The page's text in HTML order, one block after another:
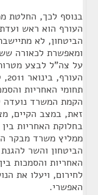
העורף הוא ראש
הביטחון, לא
ומאפשרת לכאורה
על צה"ל לבצע
תחומי האחריות
הקמת המשרד נועדה
זאת, במצב הקיים,
בחלוקת האחריות
ממליץ משרד מבקר
הביטחון והשר
האחריות והסמכות
לחירום, ויעלו את
האפשרי.